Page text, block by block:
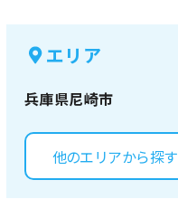
エリア
兵庫県尼崎市
他のエリアから探す